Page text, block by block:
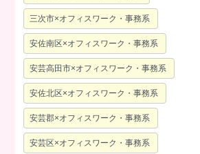
三次市×オフィスワーク・事務系
安佐南区×オフィスワーク・事務系
安芸高田市×オフィスワーク・事務系
安佐北区×オフィスワーク・事務系
安芸郡×オフィスワーク・事務系
安芸区×オフィスワーク・事務系